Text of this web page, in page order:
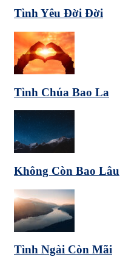
Tình Yêu Đời Đời
Tình Chúa Bao La
Không Còn Bao Lâu
Tình Ngài Còn Mãi